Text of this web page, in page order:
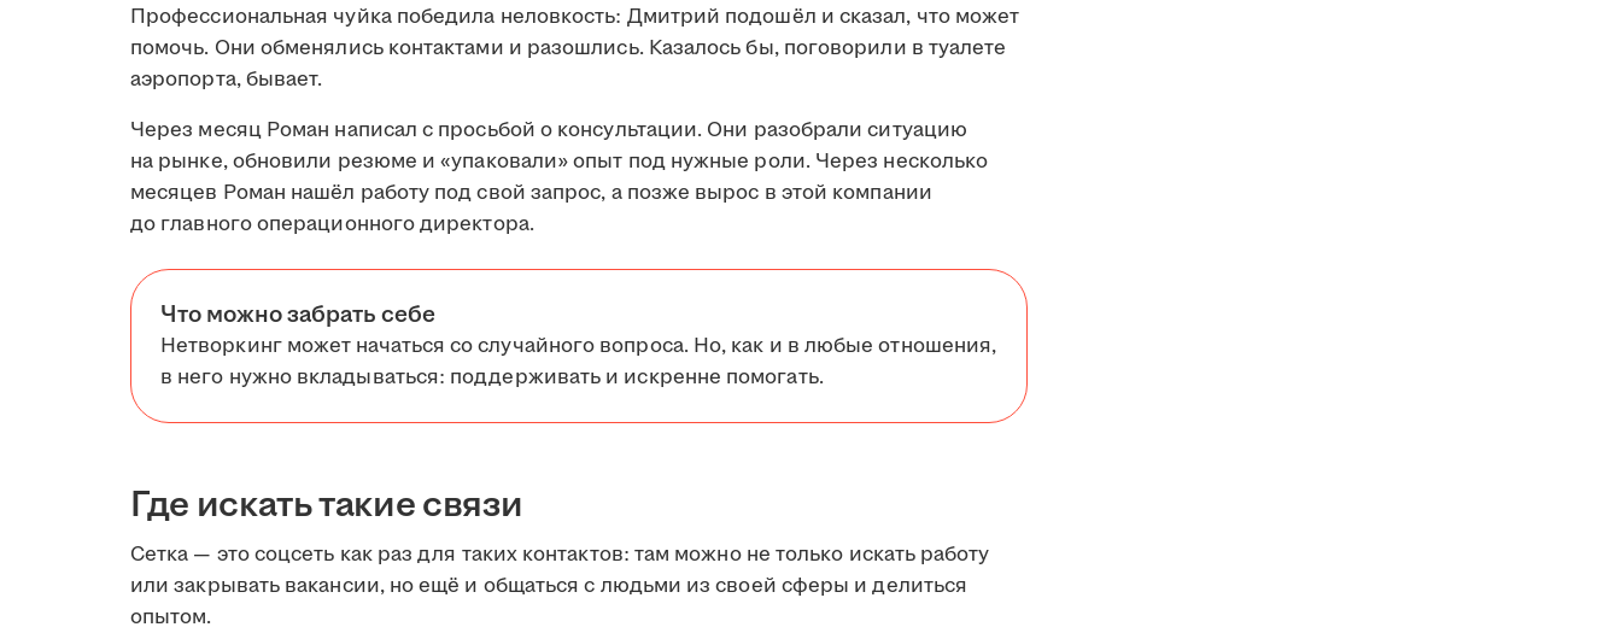
Профессиональная чуйка победила неловкость: Дмитрий подошёл и сказал, что может
помочь. Они обменялись контактами и разошлись. Казалось бы, поговорили в туалете
аэропорта, бывает.
Через месяц Роман написал с просьбой о консультации. Они разобрали ситуацию
на рынке, обновили резюме и «упаковали» опыт под нужные роли. Через несколько
месяцев Роман нашёл работу под свой запрос, а позже вырос в этой компании
до главного операционного директора.
Что можно забрать себе
Нетворкинг может начаться со случайного вопроса. Но, как и в любые отношения,
в него нужно вкладываться: поддерживать и искренне помогать.
Где искать такие связи
Сетка — это соцсеть как раз для таких контактов: там можно не только искать работу
или закрывать вакансии, но ещё и общаться с людьми из своей сферы и делиться
опытом.